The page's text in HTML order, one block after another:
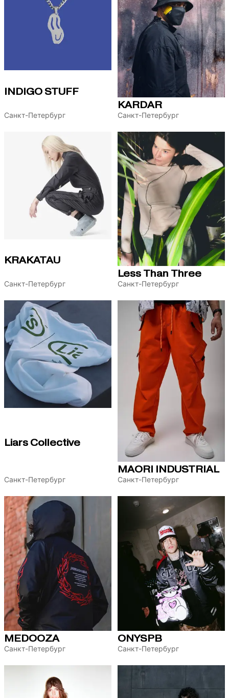
INDIGO STUFF
Санкт-Петербург
KARDAR
Санкт-Петербург
KRAKATAU
Санкт-Петербург
Less Than Three
Санкт-Петербург
Liars Collective
Санкт-Петербург
MAORI INDUSTRIAL
Санкт-Петербург
MEDOOZA
Санкт-Петербург
ONYSPB
Санкт-Петербург